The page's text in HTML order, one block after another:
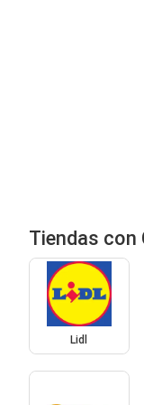
Tiendas con
Lidl